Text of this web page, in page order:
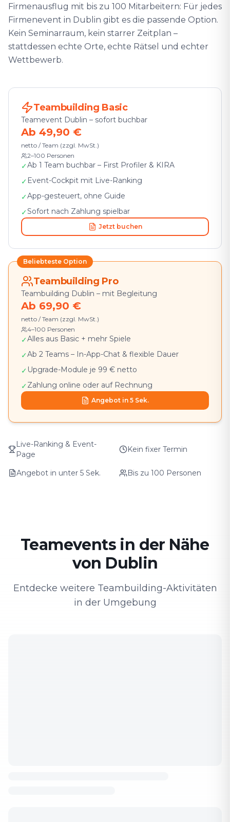
Firmenausflug mit bis zu 100 Mitarbeitern: Für jedes
Firmenevent in Dublin gibt es die passende Option.
Kein Seminarraum, kein starrer Zeitplan –
stattdessen echte Orte, echte Rätsel und echter
Wettbewerb.
Teambuilding Basic
Teamevent Dublin – sofort buchbar
Ab 49,90 €
netto / Team (zzgl. MwSt.)
2–100 Personen
✓Ab 1 Team buchbar – First Profiler & KIRA
✓ Event-Cockpit mit Live-Ranking
✓App-gesteuert, ohne Guide
✓Sofort nach Zahlung spielbar
Jetzt buchen
Beliebteste Option
Teambuilding Pro
Teambuilding Dublin – mit Begleitung
Ab 69,90 €
netto / Team (zzgl. MwSt.)
4–100 Personen
✓Alles aus Basic + mehr Spiele
✓Ab 2 Teams – In-App-Chat & flexible Dauer
✓ Upgrade-Module je 99 € netto
✓Zahlung online oder auf Rechnung
Angebot in 5 Sek.
Live-Ranking & Event-
Page
Kein fixer Termin
Angebot in unter 5 Sek. Bis zu 100 Personen
Teamevents in der Nähe
von Dublin
Entdecke weitere Teambuilding-Aktivitäten
in der Umgebung